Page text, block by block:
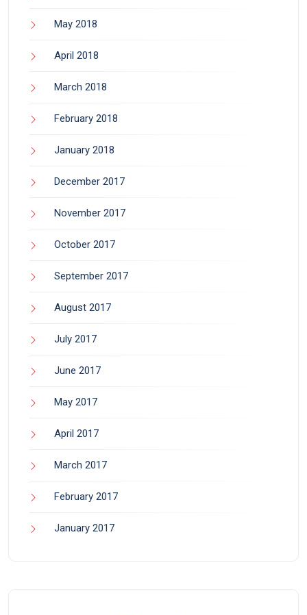
May 2018
April 2018
March 2018
February 2018
January 2018
December 2017
November 2017
October 2017
September 2017
August 2017
July 2017
June 2017
May 2017
April 2017
March 2017
February 2017
January 2017